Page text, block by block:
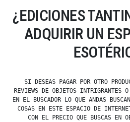
¿EDICIONES
ADQUIRIR UN
SI DESEAS PAGAR POR OTRO
REVIEWS DE OBJETOS INTRIGRANTES
EN EL BUSCADOR LO QUE ANDAS
COSAS EN ESTE ESPACIO DE
CON EL PRECIO QUE BUSCAS EN